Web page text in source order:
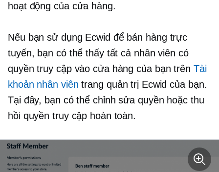
hoạt động của cửa hàng.
Nếu bạn sử dụng Ecwid để bán hàng trực
tuyến, bạn có thể thấy tất cả nhân viên có
quyền truy cập vào cửa hàng của bạn trên Tài
khoản nhân viên trang quản trị Ecwid của bạn.
Tại đây, bạn có thể chỉnh sửa quyền hoặc thu
hồi quyền truy cập hoàn toàn.